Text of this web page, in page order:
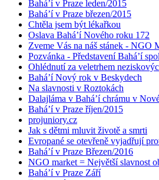
Bahá’í v Praze leden/2015
Bahá’í v Praze březen/2015
Chtěla jsem být lékařkou
Oslava Bahá’í Nového roku 172
Zveme Vás na náš stánek - NGO
Pozvánka - Představení Bahá’í
Ohlédnutí za veletrhem
Bahá’í Nový rok v Beskydech
Na slavnosti v Roztokách
Dalajláma v Bahá’í chrámu v
Bahá’í v Praze říjen/2015
projuniory.cz
Jak s dětmi mluvit životě a smrti
Evropané se otevřeně vyjadřují
Bahá’í v Praze Březen/2016
NGO market = Největší slavnost
Bahá’í v Praze Září